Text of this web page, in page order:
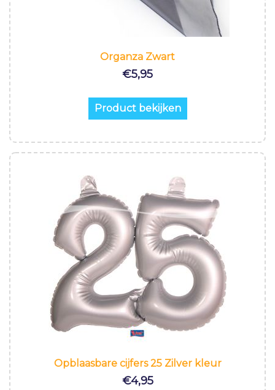
Organza Zwart
€5,95
Product bekijken
Opblaasbare cijfers 25 Zilver kleur
€4,95